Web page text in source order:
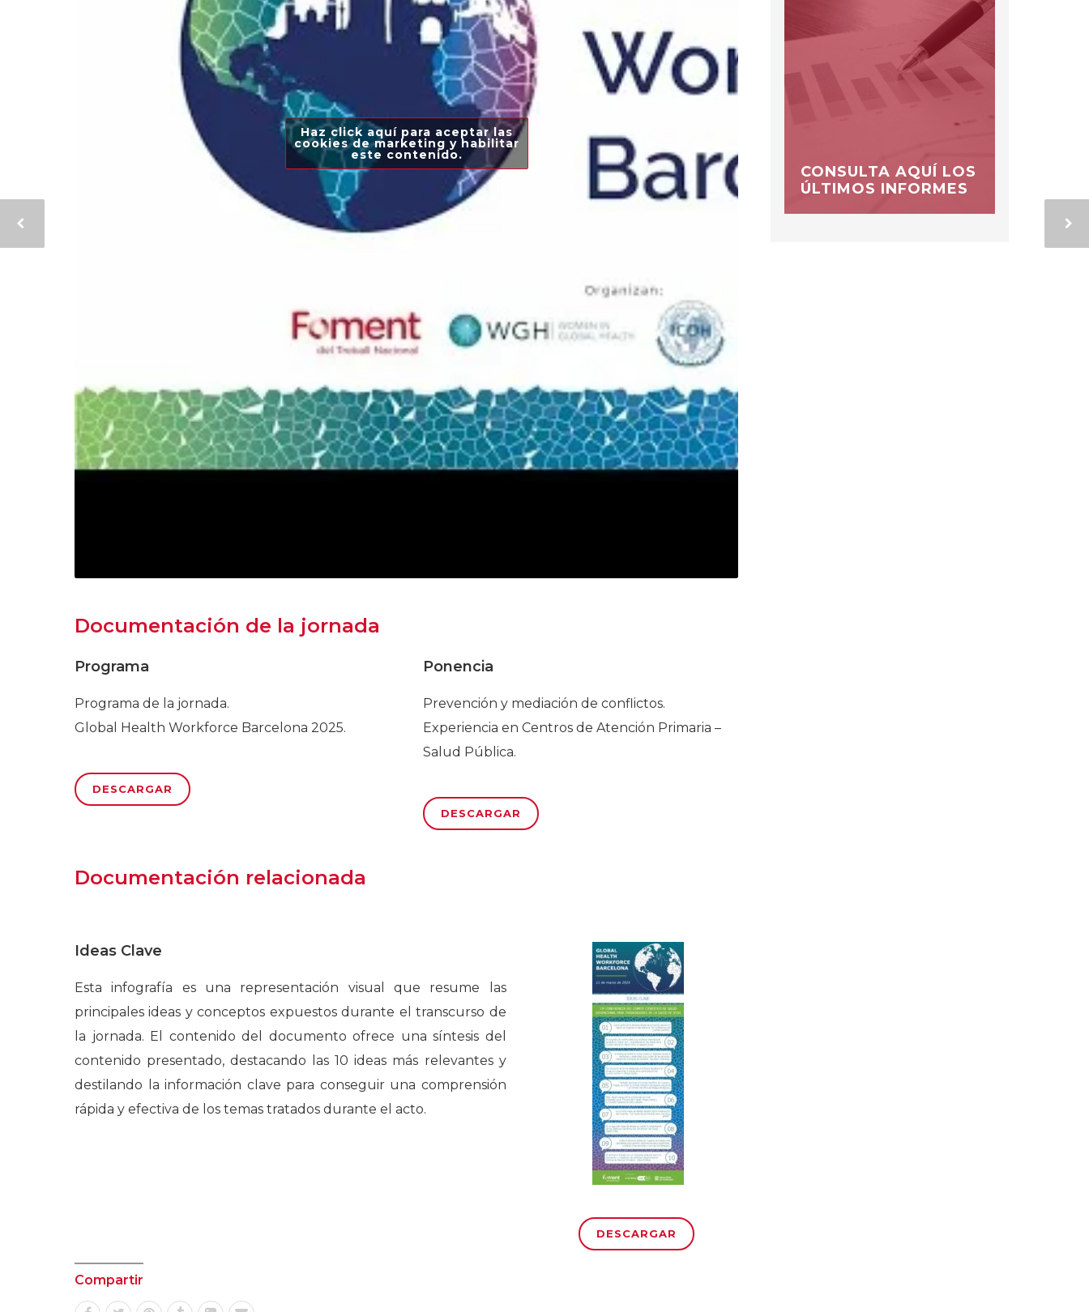
Haz click aquí para aceptar las
cookies de marketing y habilitar
este contenido.
Documentación de la jornada
Programa
Programa de la jornada.
Global Health Workforce Barcelona 2025.
DESCARGAR
Ponencia
Prevención y mediación de conflictos.
Experiencia en Centros de Atención Primaria –
Salud Pública.
DESCARGAR
Documentación relacionada
Ideas Clave
Esta infografía es una representación visual que resume las
principales ideas y conceptos expuestos durante el transcurso de
la jornada. El contenido del documento ofrece una síntesis del
contenido presentado, destacando las 10 ideas más relevantes y
destilando la información clave para conseguir una comprensión
rápida y efectiva de los temas tratados durante el acto.
DESCARGAR
Compartir
CONSULTA AQUÍ LOS
ÚLTIMOS INFORMES